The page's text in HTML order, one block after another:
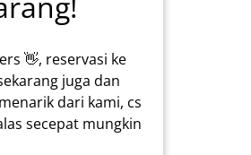
👋, reservasi ke
juga dan
dari kami, cs
secepat mungkin